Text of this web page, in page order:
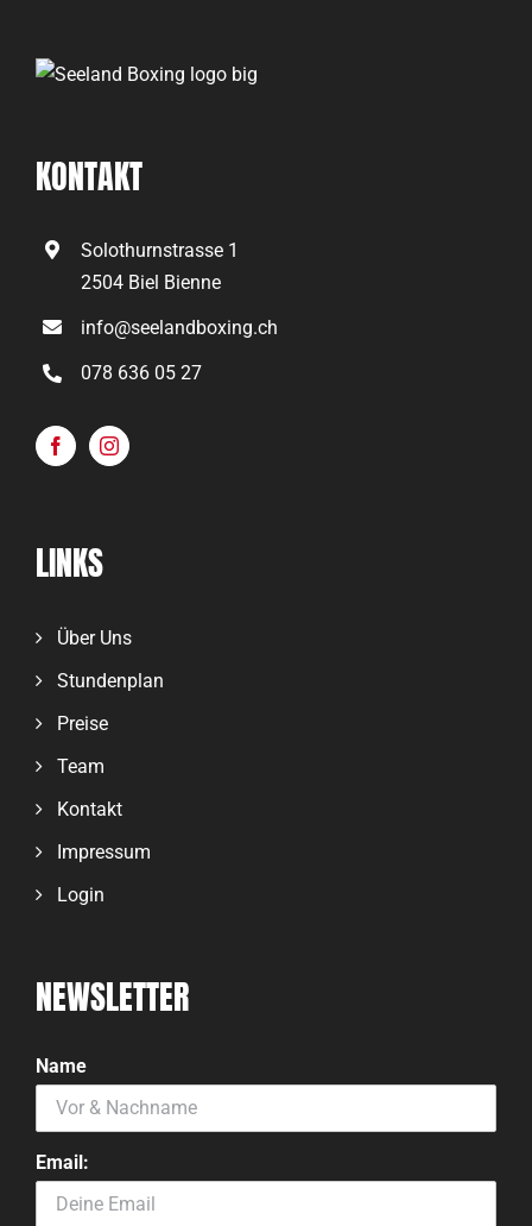
KONTAKT
Solothurnstrasse 1
2504 Biel Bienne
info@seelandboxing.ch
078 636 05 27
LINKS
Über Uns
Stundenplan
Preise
Team
Kontakt
Impressum
Login
NEWSLETTER
Name
Email: